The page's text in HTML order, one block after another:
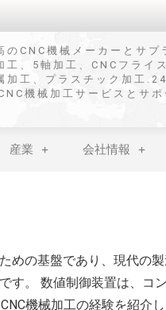
のCNC機械メーカーとサプ
工、5軸加工、CNCフライ
加工、プラスチック加工
機械加工サービスとサポ
産業 会社情報
の基盤であり、現代の製
す。 数値制御装置は、コ
機械加工の経験を紹介し